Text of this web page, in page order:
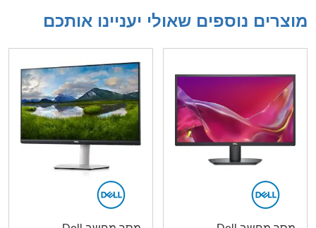
מוצרים נוספים שאולי יעניינו אותכם